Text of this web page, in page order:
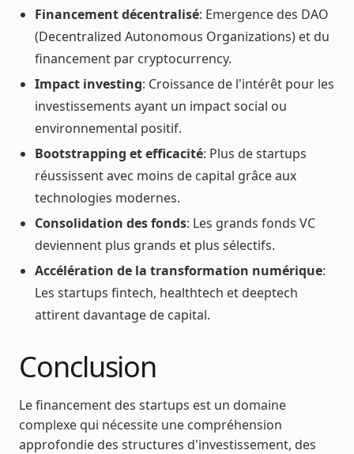
Financement décentralisé: Emergence des DAO
(Decentralized Autonomous Organizations) et du
financement par cryptocurrency.
Impact investing: Croissance de l'intérêt pour les
investissements ayant un impact social ou
environnemental positif.
Bootstrapping et efficacité: Plus de startups
réussissent avec moins de capital grâce aux
technologies modernes.
Consolidation des fonds: Les grands fonds VC
deviennent plus grands et plus sélectifs.
Accélération de la transformation numérique:
Les startups fintech, healthtech et deeptech
attirent davantage de capital.
Conclusion
Le financement des startups est un domaine
complexe qui nécessite une compréhension
approfondie des structures d'investissement, des